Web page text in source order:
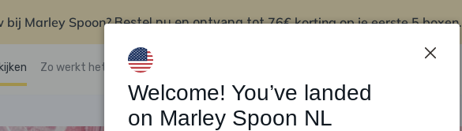
bij Marley Spoon?Bestel nu en ontvang tot76€ korting op je eerste 5 boxen.
Zo werkt het Klantenservice
Welcome! You’ve landed
on Marley Spoon NL